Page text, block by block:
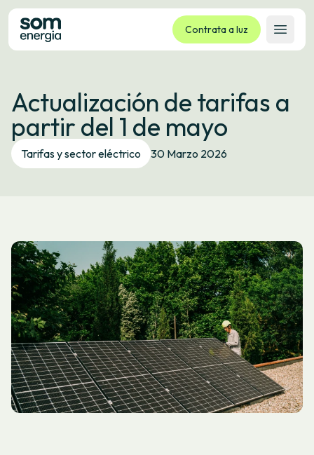
Contrata a luz
Abrir
Tarifas
Servizos
Empresas
La cooperativa
Idioma: ES GL EU
Actualización de tarifas a
partir del 1 de mayo
Tarifas y sector eléctrico 30 Marzo 2026